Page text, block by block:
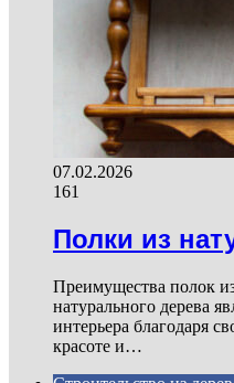
07.02.2026
161
Полки из
Преимущества полок
натурального дерева
интерьера благодаря
красоте и…